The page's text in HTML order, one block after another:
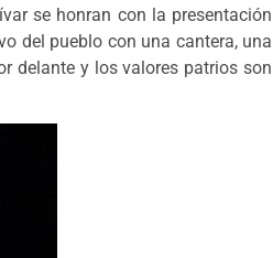
se honran con la presentación
del pueblo con una cantera, una
delante y los valores patrios son